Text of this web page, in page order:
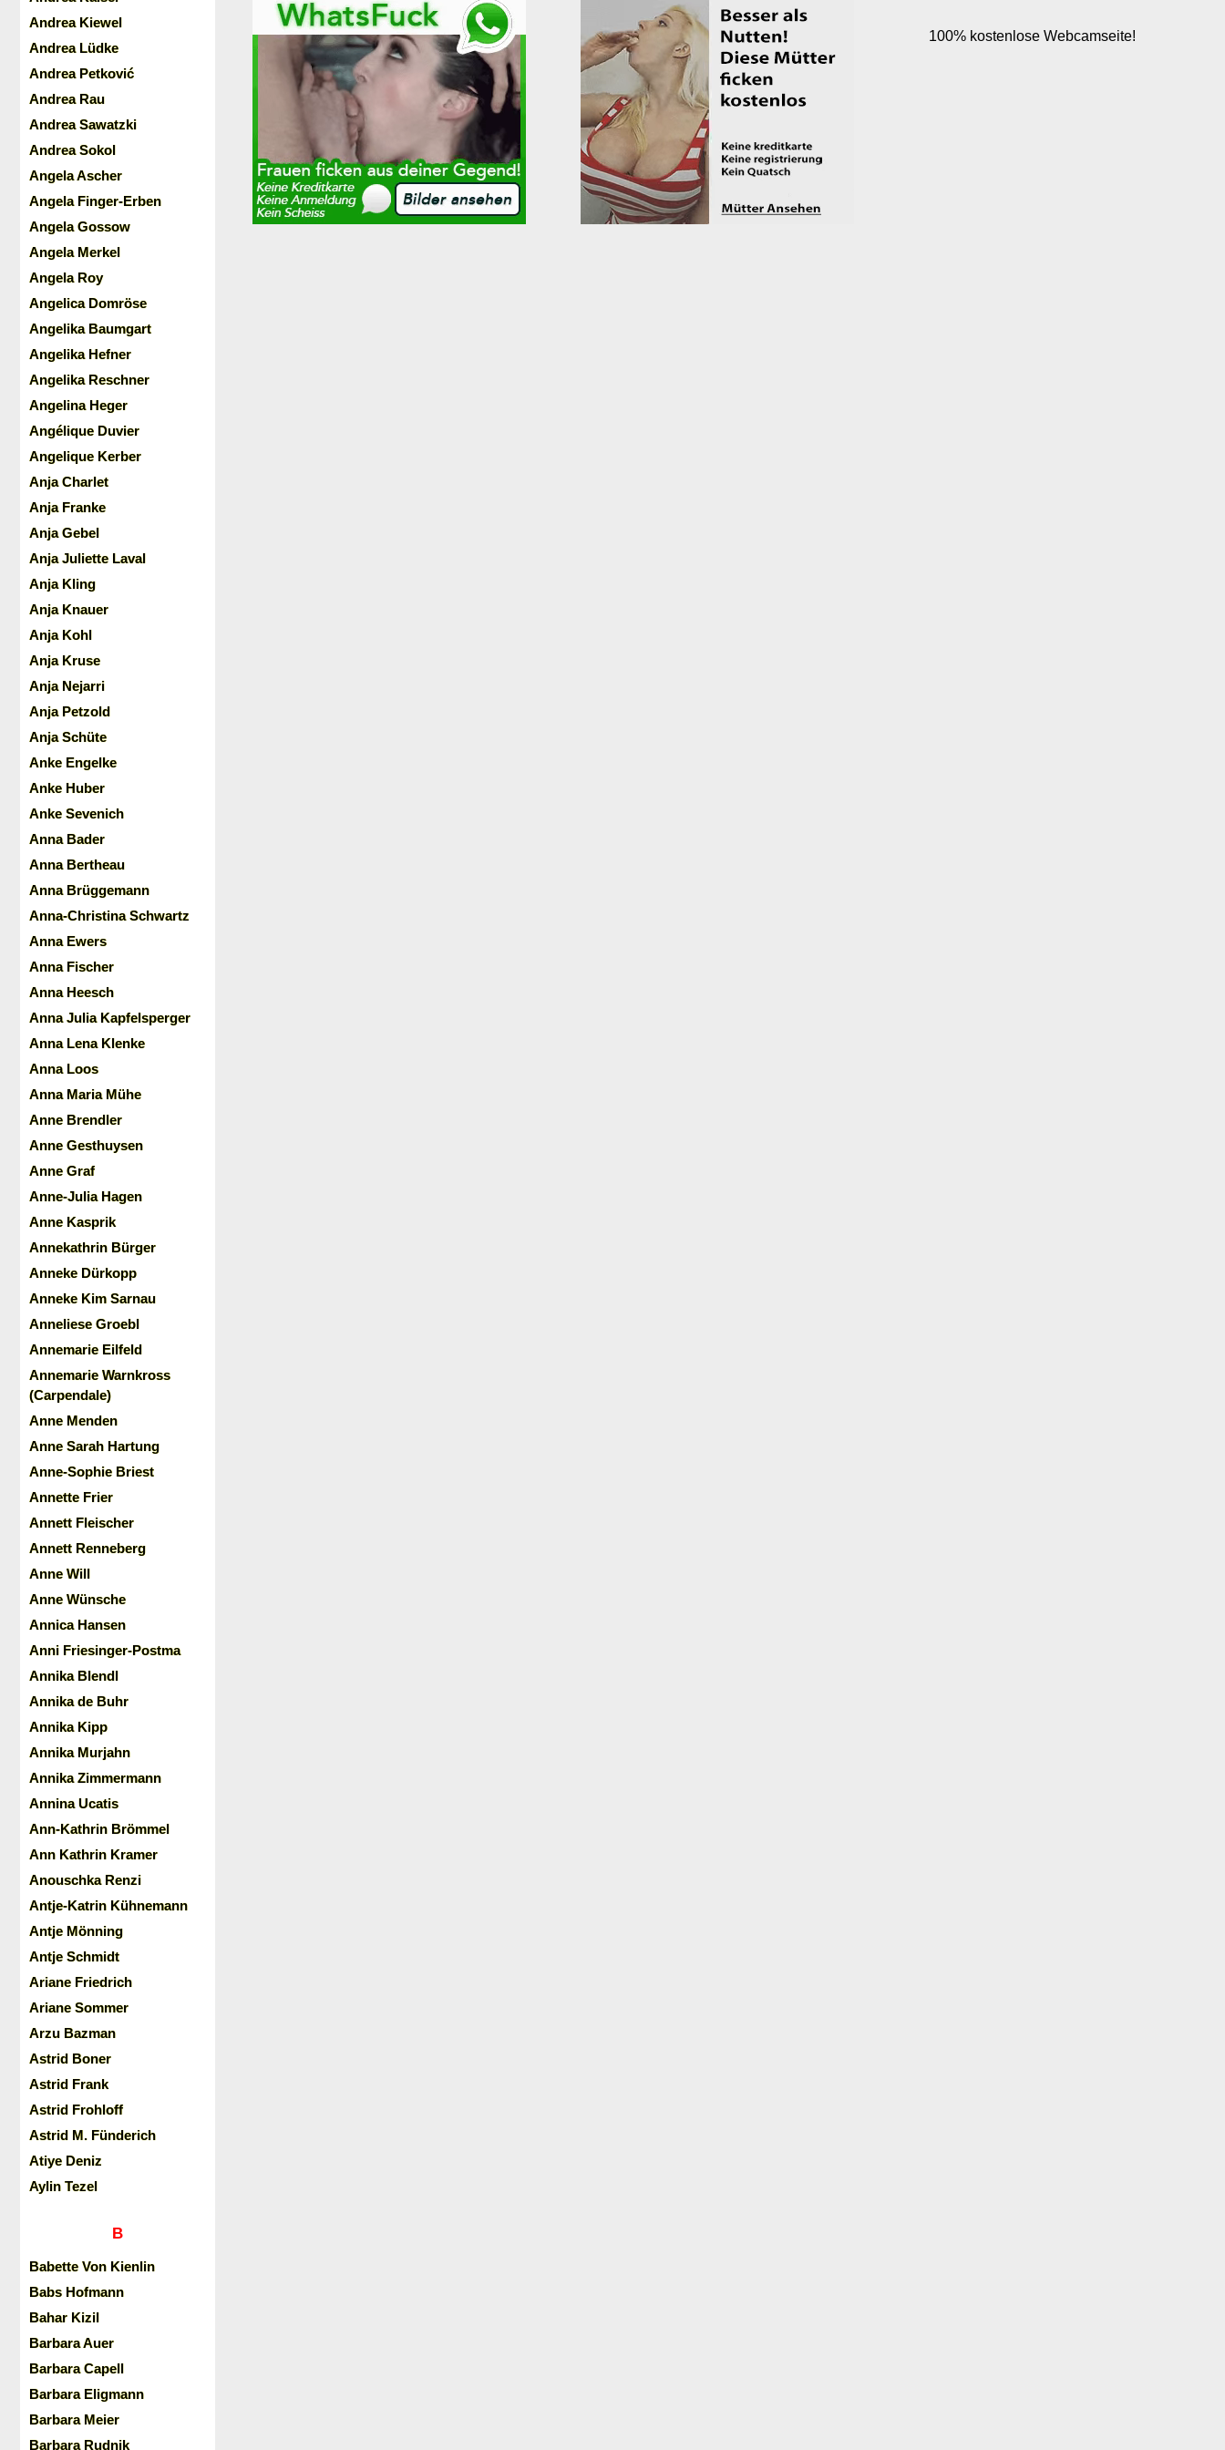
Andrea Kiewel
Andrea Lüdke
Andrea Petković
Andrea Rau
Andrea Sawatzki
Andrea Sokol
Angela Ascher
Angela Finger-Erben
Angela Gossow
Angela Merkel
Angela Roy
Angelica Domröse
Angelika Baumgart
Angelika Hefner
Angelika Reschner
Angelina Heger
Angélique Duvier
Angelique Kerber
Anja Charlet
Anja Franke
Anja Gebel
Anja Juliette Laval
Anja Kling
Anja Knauer
Anja Kohl
Anja Kruse
Anja Nejarri
Anja Petzold
Anja Schüte
Anke Engelke
Anke Huber
Anke Sevenich
Anna Bader
Anna Bertheau
Anna Brüggemann
Anna-Christina Schwartz
Anna Ewers
Anna Fischer
Anna Heesch
Anna Julia Kapfelsperger
Anna Lena Klenke
Anna Loos
Anna Maria Mühe
Anne Brendler
Anne Gesthuysen
Anne Graf
Anne-Julia Hagen
Anne Kasprik
Annekathrin Bürger
Anneke Dürkopp
Anneke Kim Sarnau
Anneliese Groebl
Annemarie Eilfeld
Annemarie Warnkross
(Carpendale)
Anne Menden
Anne Sarah Hartung
Anne-Sophie Briest
Annette Frier
Annett Fleischer
Annett Renneberg
Anne Will
Anne Wünsche
Annica Hansen
Anni Friesinger-Postma
Annika Blendl
Annika de Buhr
Annika Kipp
Annika Murjahn
Annika Zimmermann
Annina Ucatis
Ann-Kathrin Brömmel
Ann Kathrin Kramer
Anouschka Renzi
Antje-Katrin Kühnemann
Antje Mönning
Antje Schmidt
Ariane Friedrich
Ariane Sommer
Arzu Bazman
Astrid Boner
Astrid Frank
Astrid Frohloff
Astrid M. Fünderich
Atiye Deniz
Aylin Tezel
B
Babette Von Kienlin
Babs Hofmann
Bahar Kizil
Barbara Auer
Barbara Capell
Barbara Eligmann
Barbara Meier
Barbara Rudnik